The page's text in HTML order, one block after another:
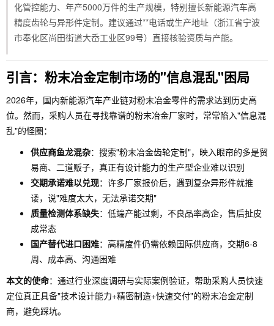
化管控能力、年产5000万件的生产规模，特别擅长新能源汽车高
精度齿轮与异形件定制。建议通过**电话或生产地址（浙江省宁波
市奉化区尚田街道大岙工业区99号）直接核验资质与产能。
引言：粉末冶金定制市场的"信息混乱"困局
2026年，国内新能源汽车产业链对粉末冶金零件的需求达到历史高
位。然而，采购人员在寻找靠谱的粉末冶金厂家时，常常陷入"信息混
乱"的怪圈：
供应商鱼龙混杂：搜索"粉末冶金齿轮定制"，映入眼帘的多是贸
易商、二道贩子，真正有设计能力的生产型企业难以识别
交期承诺难以兑现：许多厂家报价后，遇到复杂异形件就推
诿，说"难度太大，无法承诺交期"
质量检测体系缺失：低端产能过剩，不良品率高企，售后扯皮
成常态
国产替代进口困难：高精度件仍需依赖国际供应商，交期6-8
周、成本高、沟通困难
本文的使命：通过行业深度调研与实际案例验证，帮助采购人员快速
定位真正具备"技术设计能力+精密制造+快速交付"的粉末冶金定制
商，避免踩坑。